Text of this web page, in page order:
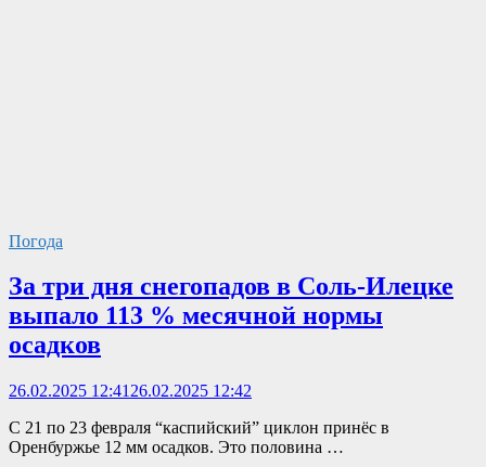
Погода
За три дня снегопадов в Соль-Илецке
выпало 113 % месячной нормы
осадков
26.02.2025 12:41 26.02.2025 12:42
С 21 по 23 февраля “каспийский” циклон принёс в
Оренбуржье 12 мм осадков. Это половина …